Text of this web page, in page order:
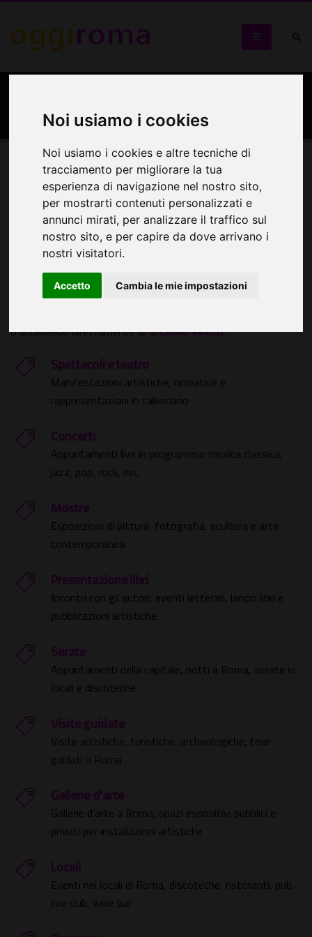
Noi usiamo i cookies
Noi usiamo i cookies e altre tecniche di
tracciamento per migliorare la tua
esperienza di navigazione nel nostro sito,
per mostrarti contenuti personalizzati e
annunci mirati, per analizzare il traffico sul
nostro sito, e per capire da dove arrivano i
nostri visitatori.
Accetto Cambia le mie impostazioni
Eventi non disponibili
Weekend Seleziona:
Cerca eventi
Nessun evento disponibile in questa categoria.
Trova ciò che desideri all'interno del nostro calendario eventi
o accedendo direttamente all'archivio eventi.
Spettacoli e teatro
Manifestazioni artistiche, ricreative e
rappresentazioni in calendario
Concerti
Appuntamenti live in programma: musica classica,
jazz, pop, rock, ecc.
Mostre
Esposizioni di pittura, fotografia, scultura e arte
contemporanea
Presentazione libri
Incontri con gli autori, eventi letterari, lancio libri e
pubblicazioni artistiche
Serate
Appuntamenti della capitale, notti a Roma, serate in
locali e discoteche
Visite guidate
Visite artistiche, turistiche, archeologiche, tour
guidati a Roma
Gallerie d'arte
Gallerie d'arte a Roma, spazi espositivi pubblici e
privati per installazioni artistiche
Locali
Eventi nei locali di Roma, discoteche, ristoranti, pub,
live club, wine bar